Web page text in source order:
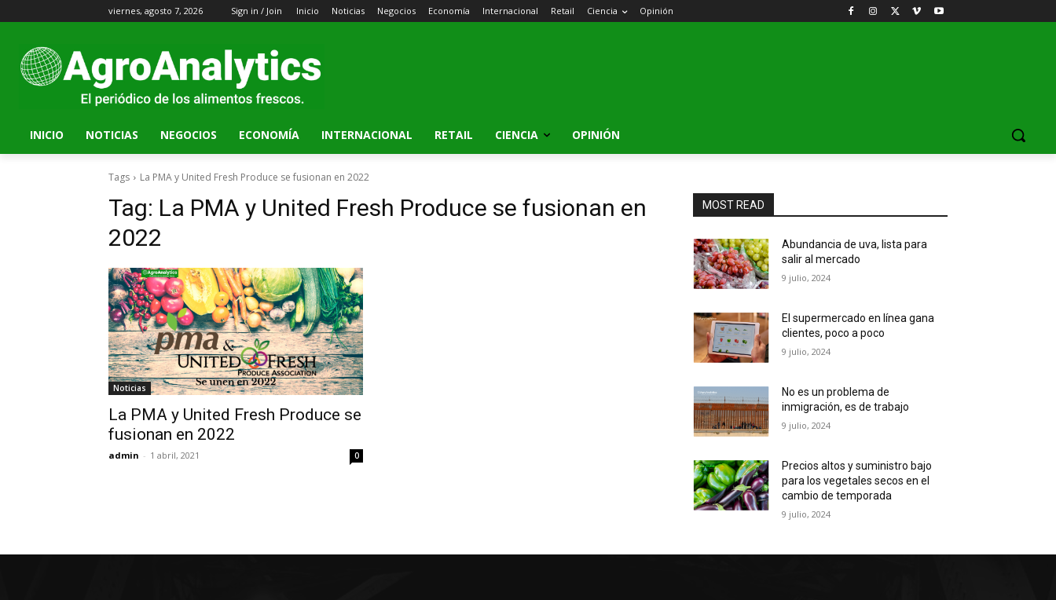
viernes, agosto 7, 2026 Sign in / Join Inicio Noticias Negocios Economía Internacional Retail Ciencia Opinión
INICIO NOTICIAS NEGOCIOS ECONOMÍA INTERNACIONAL RETAIL CIENCIA OPINIÓN
Tags La PMA y United Fresh Produce se fusionan en 2022
Tag: La PMA y United Fresh Produce se fusionan en
2022
Noticias
La PMA y United Fresh Produce se
fusionan en 2022
admin - 1 abril, 2021 0
MOST READ
Abundancia de uva, lista para
salir al mercado
9 julio, 2024
El supermercado en línea gana
clientes, poco a poco
9 julio, 2024
No es un problema de
inmigración, es de trabajo
9 julio, 2024
Precios altos y suministro bajo
para los vegetales secos en el
cambio de temporada
9 julio, 2024